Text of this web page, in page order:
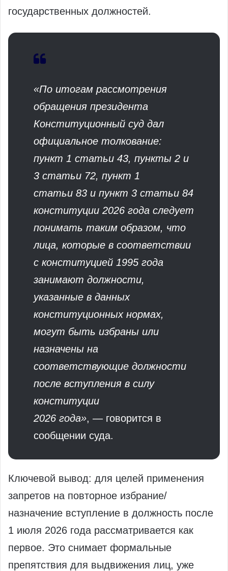
государственных должностей.
«По итогам рассмотрения
обращения президента
Конституционный суд дал
официальное толкование:
пункт 1 статьи 43, пункты 2 и
3 статьи 72, пункт 1
статьи 83 и пункт 3 статьи 84
конституции 2026 года следует
понимать таким образом, что
лица, которые в соответствии
с конституцией 1995 года
занимают должности,
указанные в данных
конституционных нормах,
могут быть избраны или
назначены на
соответствующие должности
после вступления в силу
конституции
2026 года», — говорится в
сообщении суда.
Ключевой вывод: для целей применения
запретов на повторное избрание/
назначение вступление в должность после
1 июля 2026 года рассматривается как
первое. Это снимает формальные
препятствия для выдвижения лиц, уже